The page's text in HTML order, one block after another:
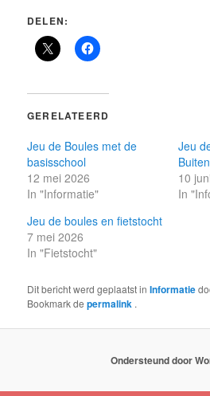
DELEN:
GERELATEERD
Jeu de Boules met de
basisschool
12 mei 2026
In "Informatie"
Jeu
Buiten
10
In
Jeu de boules en fietstocht
7 mei 2026
In "Fietstocht"
Dit bericht werd geplaatst inInformatie
Bookmark depermalink .
Ondersteund door